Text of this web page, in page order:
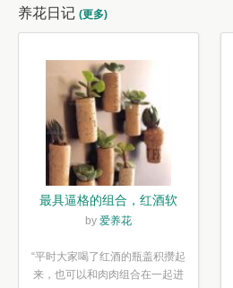
养花日记 (更多)
最具逼格的组合，红酒软
木塞diy多肉植物盆栽
by 爱养花
“平时大家喝了红酒的瓶盖积攒起
来，也可以和肉肉组合在一起进